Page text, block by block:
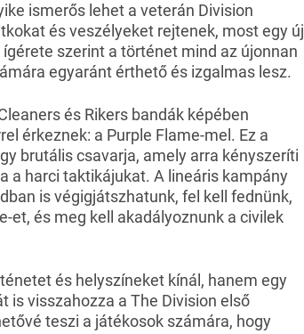
ismerős lehet a veterán Division
és veszélyeket rejtenek, most egy új
szerint a történet mind az újonnan
egyaránt érthető és izgalmas lesz.
és Rikers bandák képében
érkeznek: a Purple Flame-mel. Ez a
brutális csavarja, amely arra kényszeríti
a harci taktikájukat. A lineáris kampány
is végigjátszhatunk, fel kell fednünk,
et, és meg kell akadályoznunk a civilek
és helyszíneket kínál, hanem egy
visszahozza a The Division első
teszi a játékosok számára, hogy